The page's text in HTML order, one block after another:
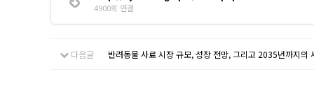
4900회 연결
다음글 반려동물 사료 시장 규모, 성장 전망, 그리고 2035년까지의